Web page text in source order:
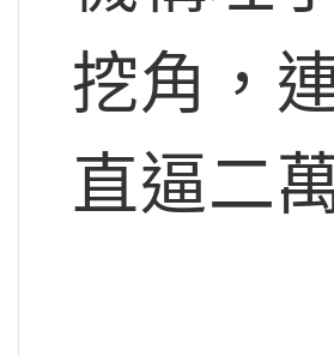
挖角，
直逼二